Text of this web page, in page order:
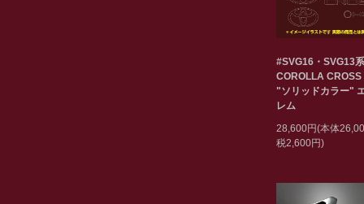
#SVG16・SVG13系
COROLLA CROSS
"ソリッドカラー"
レム
28,600円(本体
税2,600円)